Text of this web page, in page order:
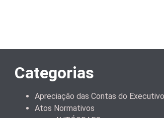
Categorias
Apreciação das Contas do Executivo
Atos Normativos